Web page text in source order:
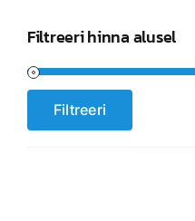
Filtreeri hinna alusel
Minimaalne
Maksimaalne
Filtreeri